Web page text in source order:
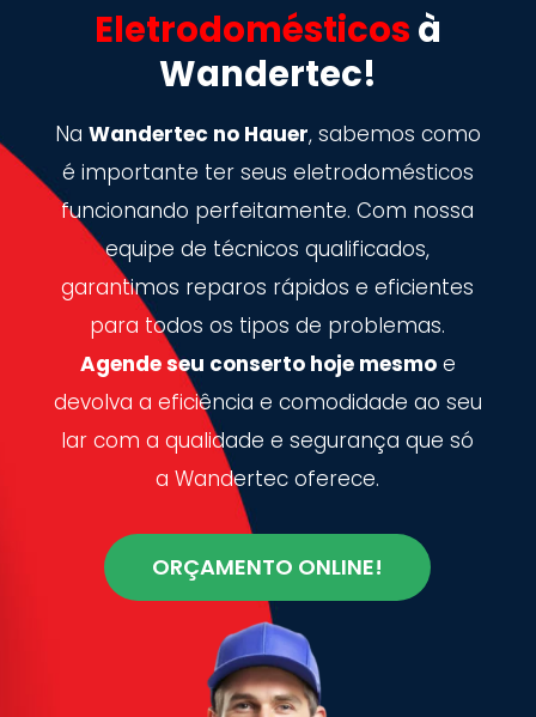
Eletrodomésticos à
Wandertec!
Na Wandertec no Hauer, sabemos como
é importante ter seus eletrodomésticos
funcionando perfeitamente. Com nossa
equipe de técnicos qualificados,
garantimos reparos rápidos e eficientes
para todos os tipos de problemas.
Agende seu conserto hoje mesmoe
devolva a eficiência e comodidade ao seu
lar com a qualidade e segurança que só
a Wandertec oferece.
ORÇAMENTO ONLINE!